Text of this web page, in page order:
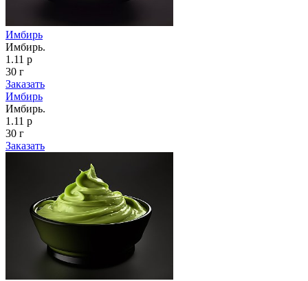
Имбирь
Имбирь.
1.11 р
30 г
Заказать
Имбирь
Имбирь.
1.11 р
30 г
Заказать